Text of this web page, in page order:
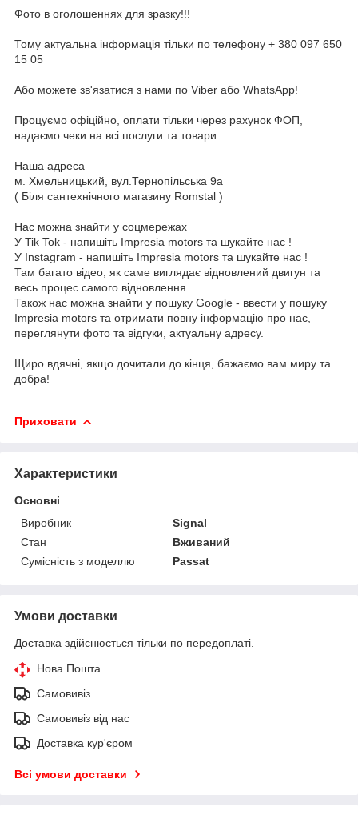
Фото в оголошеннях для зразку!!!
Тому актуальна інформація тільки по телефону + 380 097 650
15 05
Або можете зв'язатися з нами по Viber або WhatsApp!
Процуємо офіційно, оплати тільки через рахунок ФОП,
надаємо чеки на всі послуги та товари.
Наша адреса
м. Хмельницький, вул.Тернопільська 9а
( Біля сантехнічного магазину Romstal )
Нас можна знайти у соцмережах
У Tik Tok - напишіть Impresia motors та шукайте нас !
У Instagram - напишіть Impresia motors та шукайте нас !
Там багато відео, як саме виглядає відновлений двигун та
весь процес самого відновлення.
Також нас можна знайти у пошуку Google - ввести у пошуку
Impresia motors та отримати повну інформацію про нас,
переглянути фото та відгуки, актуальну адресу.
Щиро вдячні, якщо дочитали до кінця, бажаємо вам миру та
добра!
Приховати
Характеристики
Основні
Виробник
Signal
Стан
Вживаний
Сумісність з моделлю
Passat
Умови доставки
Доставка здійснюється тільки по передоплаті.
Нова Пошта
Самовивіз
Самовивіз від нас
Доставка кур'єром
Всі умови доставки